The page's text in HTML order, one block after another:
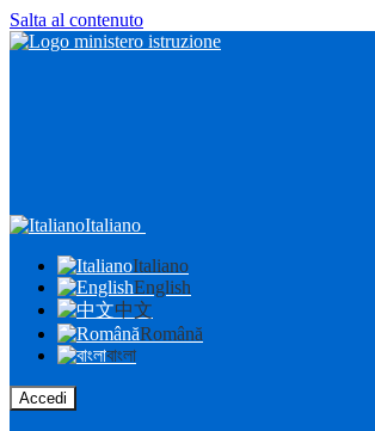
Salta al contenuto
Italiano
Italiano
English
中文
Română
বাংলা
Accedi